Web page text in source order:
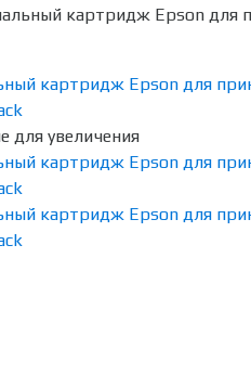
картридж Epson для
для увеличения